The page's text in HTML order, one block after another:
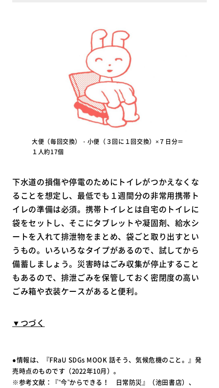
大便（毎回交換）・小便（３回に１回交換）×７日分＝
１人約17個
下水道の損傷や停電のためにトイレがつかえなくな
ることを想定し、最低でも１週間分の非常用携帯ト
イレの準備は必須。携帯トイレとは自宅のトイレに
袋をセットし、そこにタブレットや凝固剤、給水シ
ートを入れて排泄物をまとめ、袋ごと取り出すとい
うもの。いろいろなタイプがあるので、試してから
備蓄しましょう。災害時はごみ収集が停止すること
もあるので、排泄ごみを保管しておく密閉度の高い
ごみ箱や衣装ケースがあると便利。
▼つづく
●情報は、『FRaU SDGs MOOK 話そう、気候危機のこと。』発
売時点のものです（2022年10月）。
※参考文献：『“今”からできる！ 日常防災』（池田書店）、